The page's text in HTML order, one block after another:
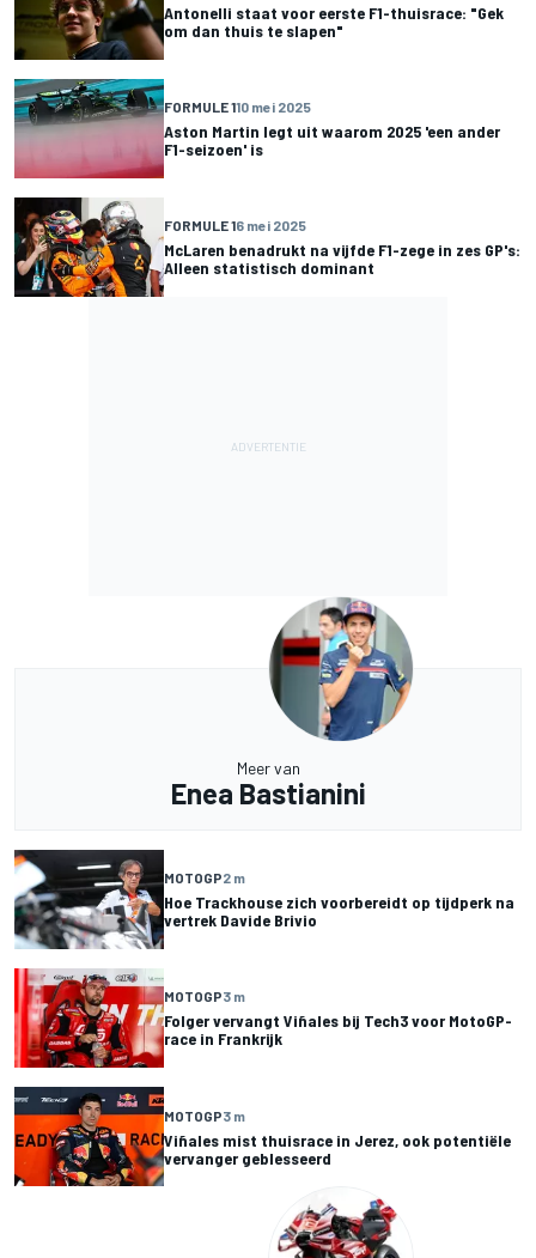
Antonelli staat voor eerste F1-thuisrace: "Gek
om dan thuis te slapen"
FORMULE 110 mei 2025
Aston Martin legt uit waarom 2025 'een ander
F1-seizoen' is
FORMULE 16 mei 2025
McLaren benadrukt na vijfde F1-zege in zes GP's:
Alleen statistisch dominant
Meer van
Enea Bastianini
MOTOGP2 m
Hoe Trackhouse zich voorbereidt op tijdperk na
vertrek Davide Brivio
MOTOGP3 m
Folger vervangt Viñales bij Tech3 voor MotoGP-
race in Frankrijk
MOTOGP3 m
Viñales mist thuisrace in Jerez, ook potentiële
vervanger geblesseerd